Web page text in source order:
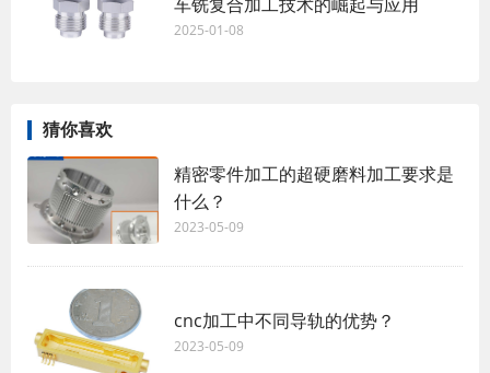
2025-01-08
猜你喜欢
精密零件加工的超硬磨料加工要求是
什么？
2023-05-09
cnc加工中不同导轨的优势？ ​
2023-05-09